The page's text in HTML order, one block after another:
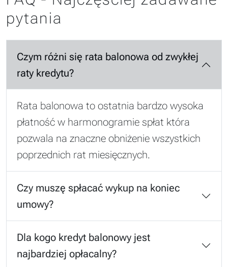
pytania
Czym różni się rata balonowa od zwykłej
raty kredytu?
Rata balonowa to ostatnia bardzo wysoka
płatność w harmonogramie spłat która
pozwala na znaczne obniżenie wszystkich
poprzednich rat miesięcznych.
Czy muszę spłacać wykup na koniec
umowy?
Dla kogo kredyt balonowy jest
najbardziej opłacalny?